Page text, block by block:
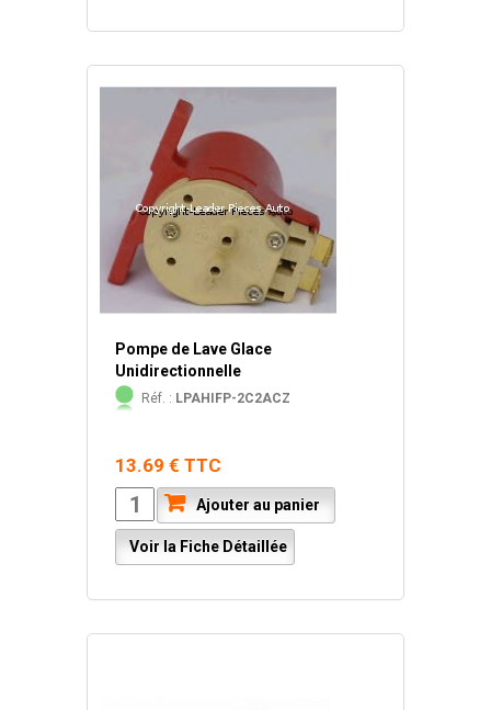
Pompe de Lave Glace
Unidirectionnelle
Réf. : LPAHIFP-2C2ACZ
13.69 € TTC
Ajouter au panier
Voir la Fiche Détaillée